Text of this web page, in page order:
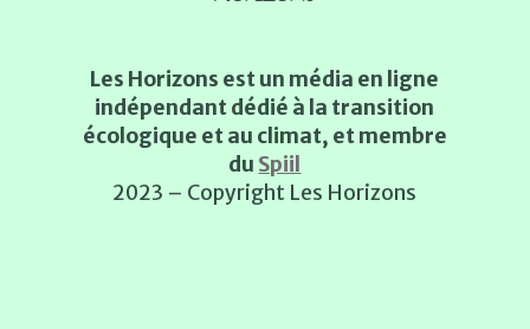
Les Horizons est un média en ligne
indépendant dédié à la transition
écologique et au climat, et membre
du Spiil
2023 – Copyright Les Horizons